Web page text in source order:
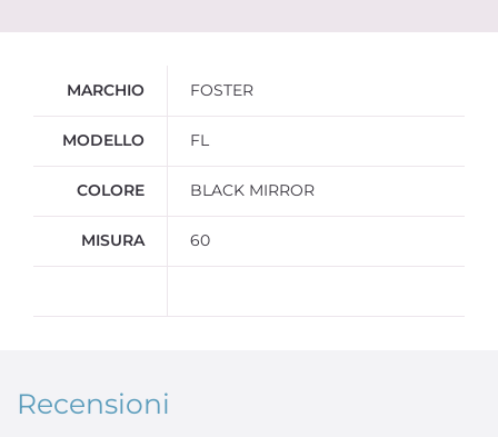
MARCHIO FOSTER
MODELLO FL
COLORE BLACK MIRROR
MISURA 60
Recensioni